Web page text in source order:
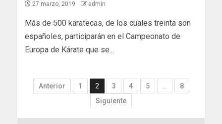
27 marzo, 2019 admin
Más de 500 karatecas, de los cuales treinta son
españoles, participarán en el Campeonato de
Europa de Kárate que se...
Anterior 1 2 3 4 5 …
8
Siguiente